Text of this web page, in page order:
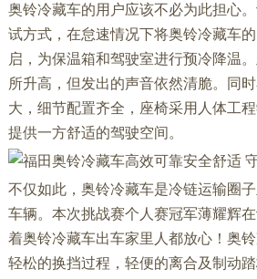
奥铃冷藏车的用户应该不必为此担心
试方式，在怠速情况下将奥铃冷藏车
启，为保温箱和驾驶室进行预冷降温
所升高，但发出的声音依然清脆。同
大，细节配置齐全，座椅采用人体工
提供一方舒适的驾驶空间。
不仅如此，奥铃冷藏车是冷链运输圈
车辆。本次挑战赛个人赛冠军薄耀辉
着奥铃冷藏车出车家里人都放心！奥
轻松的换挡过程，轻便的离合及制动